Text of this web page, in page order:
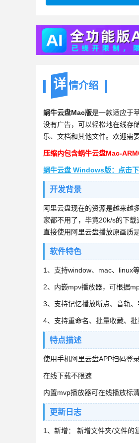
详 情介绍
蜗牛云盘Mac版是一款适应于
没有广告，可以轻松地在线存
乐、文档和其他文件。欢迎需
压缩内包含蜗牛云盘Mac-
蜗牛云盘 Windows版：点击下
开发背景
阿里云盘现在的资源是越来越
家都不用了，毕竟20k/s的下
直接使用阿里云盘播放原画质
软件特色
1、支持window、mac、linux等
2、内嵌mpv播放器，可根据
3、支持记忆播放断点、音轨、
4、支持重命名、批量收藏、批
特点描述
使用手机阿里云盘APP扫码登
在线下载不限速
内置mvp播放器可在线播放标
更新日志
1、新增： 新增文件夹/文件的